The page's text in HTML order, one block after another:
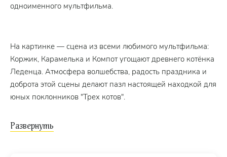
одноименного мультфильма.
На картинке — сцена из всеми любимого мультфильма:
Коржик, Карамелька и Компот угощают древнего котёнка
Леденца. Атмосфера волшебства, радость праздника и
доброта этой сцены делают пазл настоящей находкой для
юных поклонников "Трех котов".